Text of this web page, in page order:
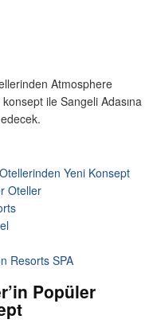
Atmosphere
ile Sangeli Adasına
Yeni Konsept
Oteller
Resorts SPA
Popüler